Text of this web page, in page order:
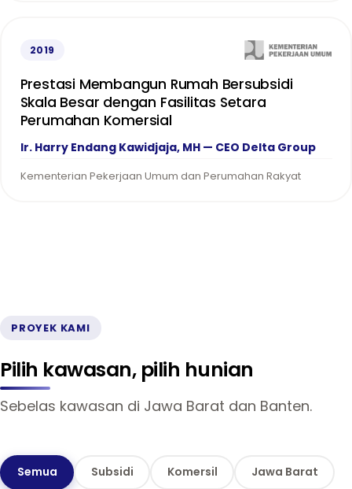
2019
Prestasi Membangun Rumah Bersubsidi
Skala Besar dengan Fasilitas Setara
Perumahan Komersial
Ir. Harry Endang Kawidjaja, MH — CEO Delta Group
Kementerian Pekerjaan Umum dan Perumahan Rakyat
PROYEK KAMI
Pilih kawasan, pilih hunian
Sebelas kawasan di Jawa Barat dan Banten.
Semua Subsidi Komersil Jawa Barat